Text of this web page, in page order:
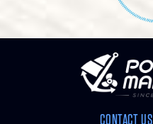
CONTACT US